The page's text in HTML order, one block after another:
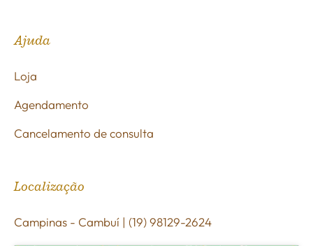
Ajuda
Loja
Agendamento
Cancelamento de consulta
Localização
Campinas - Cambuí | (19) 98129-2624